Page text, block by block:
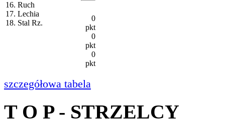
16. Ruch
17. Lechia
18. Stal Rz.
0
pkt
0
pkt
0
pkt
szczegółowa tabela
T O P - STRZELCY